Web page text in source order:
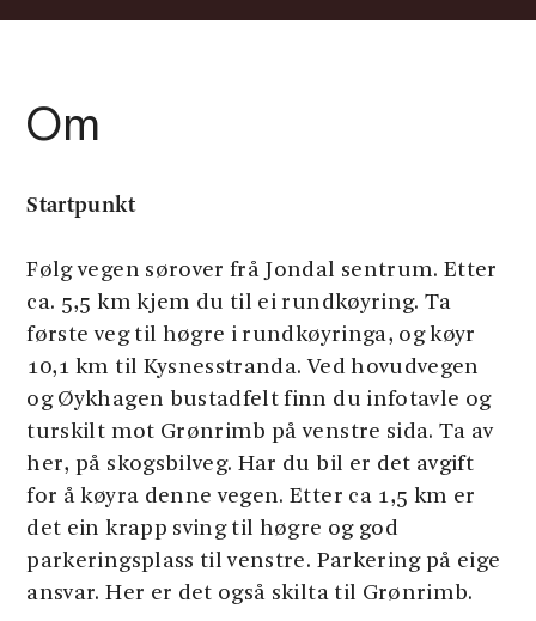
Om
Startpunkt
Følg vegen sørover frå Jondal sentrum. Etter
ca. 5,5 km kjem du til ei rundkøyring. Ta
første veg til høgre i rundkøyringa, og køyr
10,1 km til Kysnesstranda. Ved hovudvegen
og Øykhagen bustadfelt finn du infotavle og
turskilt mot Grønrimb på venstre sida. Ta av
her, på skogsbilveg. Har du bil er det avgift
for å køyra denne vegen. Etter ca 1,5 km er
det ein krapp sving til høgre og god
parkeringsplass til venstre. Parkering på eige
ansvar. Her er det også skilta til Grønrimb.